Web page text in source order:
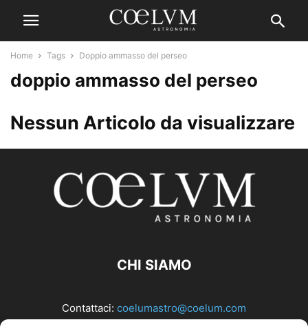
Home Tags Doppio ammasso del perseo
doppio ammasso del perseo
Nessun Articolo da visualizzare
CHI SIAMO
Contattaci: coelumastro@coelum.com